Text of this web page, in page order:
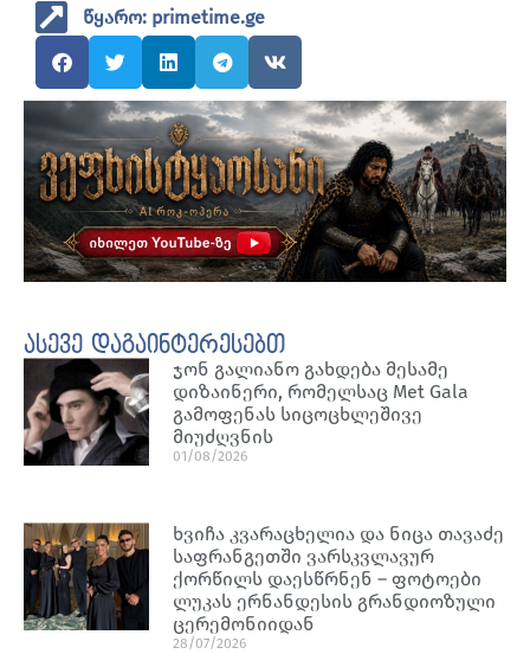
წყარო: primetime.ge
ასევე დაგაინტერესებთ
ჯონ გალიანო გახდება მესამე
დიზაინერი, რომელსაც Met Gala
გამოფენას სიცოცხლეშივე
მიუძღვნის
01/08/2026
ხვიჩა კვარაცხელია და ნიცა თავაძე
საფრანგეთში ვარსკვლავურ
ქორწილს დაესწრნენ – ფოტოები
ლუკას ერნანდესის გრანდიოზული
ცერემონიიდან
28/07/2026